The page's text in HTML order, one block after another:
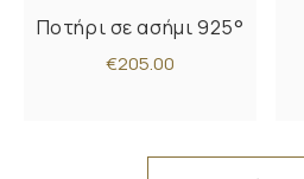
Ποτήρι σε ασήμι 925°
€205.00